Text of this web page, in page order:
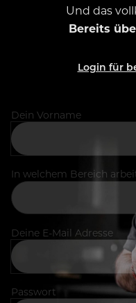
Und das
Bereits
Login für
Dein Vorname
In welchem Bereich
Deine E-Mail Adresse
Passwort